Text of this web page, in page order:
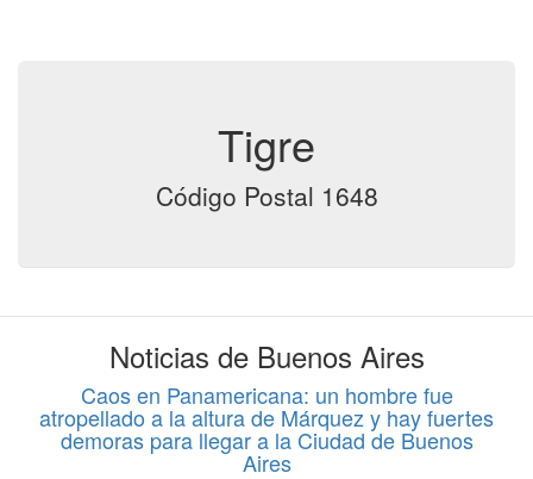
Tigre
Código Postal 1648
Noticias de Buenos Aires
Caos en Panamericana: un hombre fue
atropellado a la altura de Márquez y hay fuertes
demoras para llegar a la Ciudad de Buenos
Aires